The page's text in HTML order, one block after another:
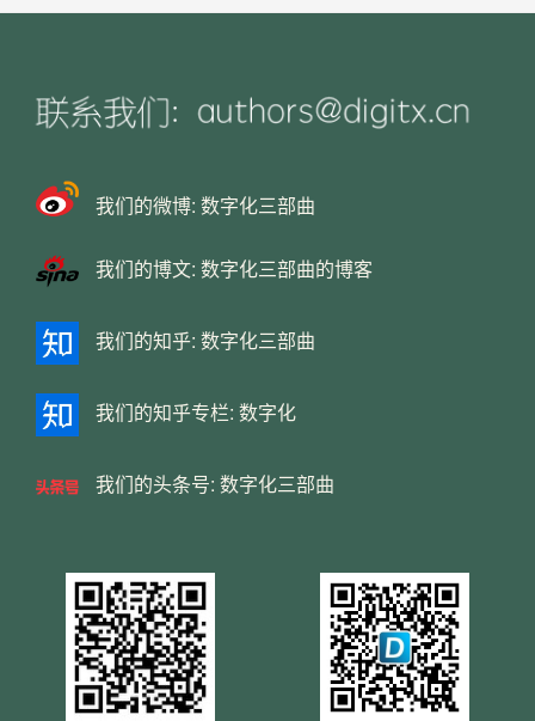
我们的微博: 数字化三部曲
我们的博文: 数字化三部曲的博客
我们的知乎: 数字化三部曲
我们的知乎专栏: 数字化
我们的头条号: 数字化三部曲